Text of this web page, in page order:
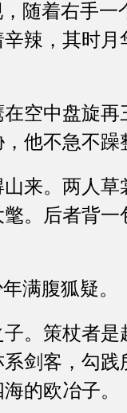
随着右手一
辣，其时
中盘旋再
他不急不躁
。两人草
。后者背
满腹狐疑。
策杖者是
剑客，勾
的欧冶子。